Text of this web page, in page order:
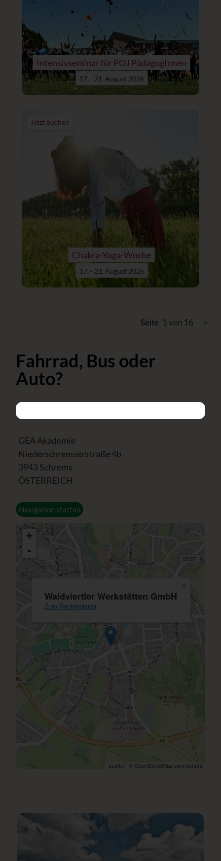
Intensivseminar für POJ PädagogInnen
17. - 21. August 2026
Jetzt buchen
Chakra-Yoga-Woche
17. - 21. August 2026
Seite 1 von 16 >
Fahrrad, Bus oder
Auto?
GEA Akademie
Niederschremserstraße 4b
3943 Schrems
ÖSTERREICH
Navigation starten
×
Waldviertler Werkstätten GmbH
Zum Routenplaner
+
-
Leaflet | © OpenStreetMapcontributors